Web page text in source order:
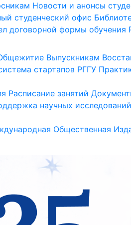
Новости и анонсы
студенческий офис
договорной формы обучения
Выпускникам
стартапов РГГУ
Расписание занятий
научных исследований
Общественная